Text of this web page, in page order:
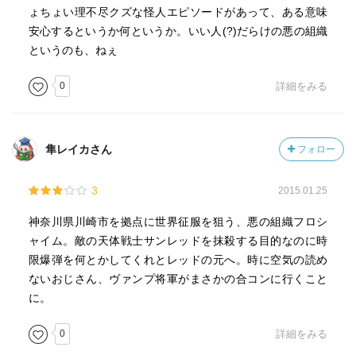
ょちょい理不尽クズな怪人エピソードがあって、ある意味
安心するというか何というか。いい人(?)だらけの悪の組織
というのも、ねぇ
0 詳細をみる
隼レイカさん フォロー
3 2015.01.25
神奈川県川崎市を拠点に世界征服を狙う、悪の組織フロシ
ャイム。敵の天体戦士サンレッドを抹殺する目的なのに時
限爆弾を何とかしてくれとレッドの元へ。時に空気の読め
ないおじさん、ヴァンプ将軍がまさかの合コンに行くこと
に。
0 詳細をみる